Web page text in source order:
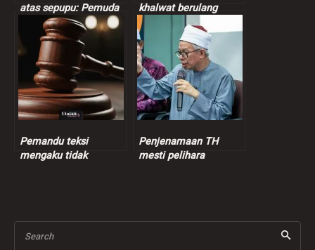
atas sepupu: Pemuda
dipenjara 7 tahun, satu
sebatan
khalwat berulang
dihukum tiga sebatan,
denda RM3,000
Pemandu teksi
mengaku tidak
Penjenamaan TH
mesti pelihara
Search